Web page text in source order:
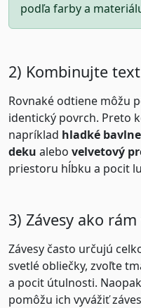
podľa farby a
2) Kombinujte
Rovnaké odtiene môžu
identický povrch. Preto
napríklad hladké
deku alebo velvetový
priestoru hĺbku a pocit
3) Závesy ako
Závesy často určujú
svetlé obliečky, zvoľte
a pocit útulnosti.
pomôžu ich vyvážiť